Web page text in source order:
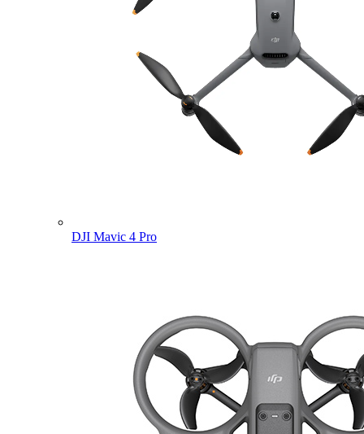
DJI Mavic 4 Pro